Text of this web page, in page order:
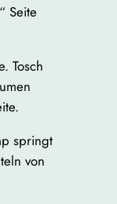
Seite
Tosch
springt
von